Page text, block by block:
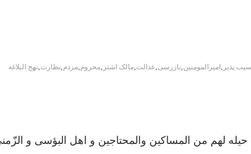
آسیب پذیر , امیرالمومنین,بازرسی,عدالت,مالک اشتر ,محروم,مردم,نظارت,نهج البلاغه
حیله لهم من المساکین والمحتاجین و اهل البؤسی و